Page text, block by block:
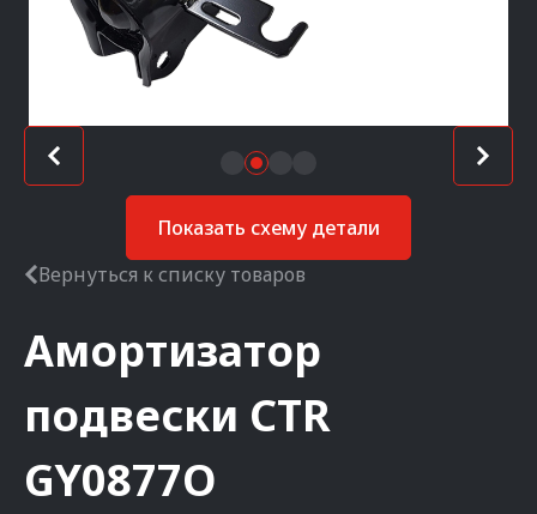
Показать схему детали
Вернуться к списку товаров
Амортизатор
подвески CTR
GY0877O